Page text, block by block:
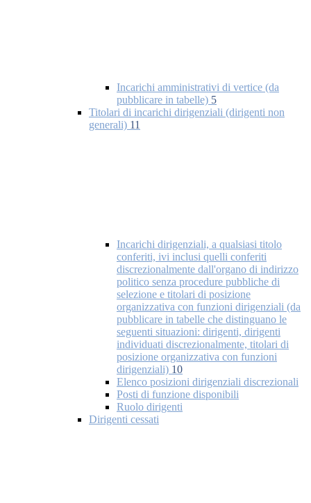
Incarichi amministrativi di vertice (da
pubblicare in tabelle) 5
Titolari di incarichi dirigenziali (dirigenti non
generali) 11
Incarichi dirigenziali, a qualsiasi titolo
conferiti, ivi inclusi quelli conferiti
discrezionalmente dall'organo di indirizzo
politico senza procedure pubbliche di
selezione e titolari di posizione
organizzativa con funzioni dirigenziali (da
pubblicare in tabelle che distinguano le
seguenti situazioni: dirigenti, dirigenti
individuati discrezionalmente, titolari di
posizione organizzativa con funzioni
dirigenziali) 10
Elenco posizioni dirigenziali discrezionali
Posti di funzione disponibili
Ruolo dirigenti
Dirigenti cessati